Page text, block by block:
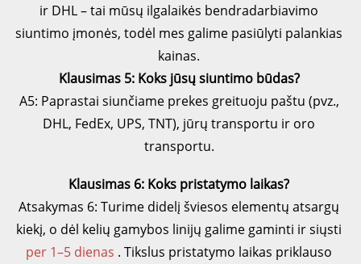
ir DHL – tai mūsų ilgalaikės bendradarbiavimo
siuntimo įmonės, todėl mes galime pasiūlyti palankias
kainas.
Klausimas 5: Koks jūsų siuntimo būdas?
A5: Paprastai siunčiame prekes greituoju paštu (pvz.,
DHL, FedEx, UPS, TNT), jūrų transportu ir oro
transportu.
Klausimas 6: Koks pristatymo laikas?
Atsakymas 6: Turime didelį šviesos elementų atsargų
per 1–5 dienas . Tikslus pristatymo laikas priklauso